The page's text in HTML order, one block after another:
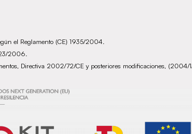
el Reglamento (CE) 1935/2004.
2006.
Directiva 2002/72/CE y posteriores modificaciones,